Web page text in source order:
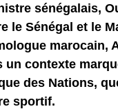
sénégalais,
le Sénégal et le
marocain,
un contexte
des Nations,
sportif.